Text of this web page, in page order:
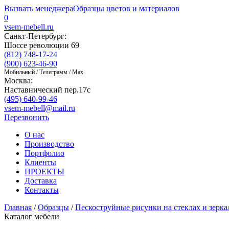
Вызвать менеджераОбразцы цветов и материалов
0
vsem-mebell.ru
Санкт-Петербург:
Шоссе революции 69
(812) 748-17-24
(900) 623-46-90
Мобильный / Телеграмм / Max
Москва:
Наставнический пер.17с
(495) 640-99-46
vsem-mebell@mail.ru
Перезвонить
О нас
Производство
Портфолио
Клиенты
ПРОЕКТЫ
Доставка
Контакты
Главная /Образцы /Пескоструйные рисунки на стеклах и
Каталог мебели